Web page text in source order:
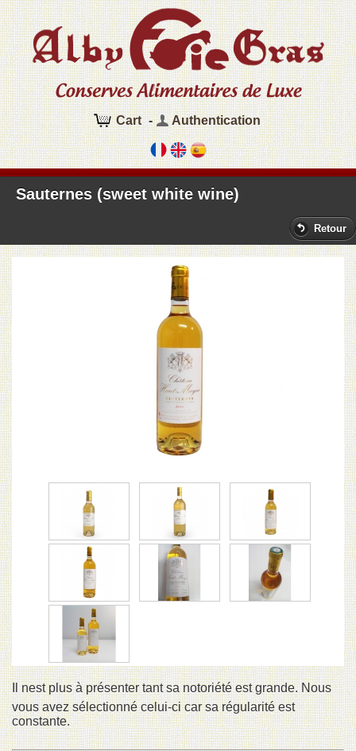
Cart - Authentication
Sauternes (sweet white wine)
Retour
Il nest plus à présenter tant sa notoriété est grande. Nous
vous avez sélectionné celui-ci car sa régularité est
constante.